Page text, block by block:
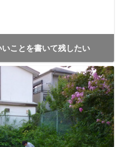
ことを書いて残したい